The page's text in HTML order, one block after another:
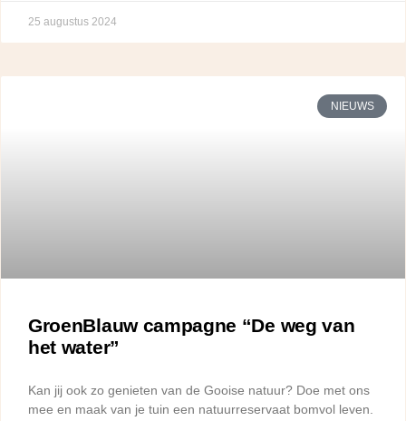
25 augustus 2024
NIEUWS
GroenBlauw campagne “De weg van
het water”
Kan jij ook zo genieten van de Gooise natuur? Doe met ons
mee en maak van je tuin een natuurreservaat bomvol leven.